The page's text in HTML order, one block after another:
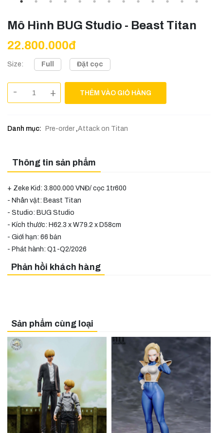
Mô Hình BUG Studio - Beast Titan
22.800.000đ
Size: Full Đặt cọc
- + THÊM VÀO GIỎ HÀNG
Danh mục: Pre-order,Attack on Titan
Thông tin sản phẩm
+ Zeke Kid: 3.800.000 VNĐ/ cọc 1tr600
- Nhân vật: Beast Titan
- Studio: BUG Studio
- Kích thước: H62.3 x W79.2 x D58cm
- Giới hạn: 66 bản
- Phát hành: Q1-Q2/2026
Phản hồi khách hàng
Sản phẩm cùng loại